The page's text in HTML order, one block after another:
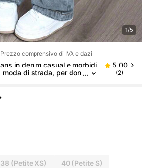
1/5
Prezzo comprensivo di IVA e dazi
in denim casual e morbidi
moda di strada, per don
5.00
(2)
38 (Petite XS) 40(Petite S)